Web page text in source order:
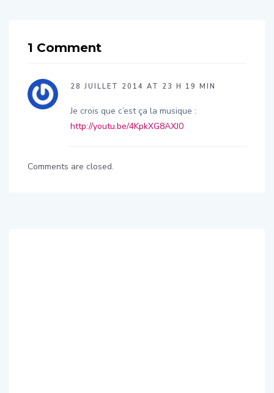
1 Comment
28 JUILLET 2014 AT 23 H 19 MIN
Je crois que c’est ça la musique :
http://youtu.be/4KpkXG8AXJ0
Comments are closed.